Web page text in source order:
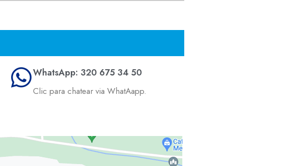
WhatsApp: 320 675 34 50
Clic para chatear via WhatAapp.